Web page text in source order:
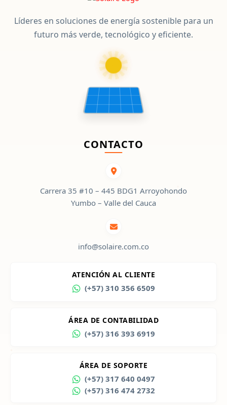
Líderes en soluciones de energía sostenible para un
futuro más verde, tecnológico y eficiente.
CONTACTO
Carrera 35 #10 – 445 BDG1 Arroyohondo
Yumbo – Valle del Cauca
info@solaire.com.co
ATENCIÓN AL CLIENTE
(+57) 310 356 6509
ÁREA DE CONTABILIDAD
(+57) 316 393 6919
ÁREA DE SOPORTE
(+57) 317 640 0497
(+57) 316 474 2732